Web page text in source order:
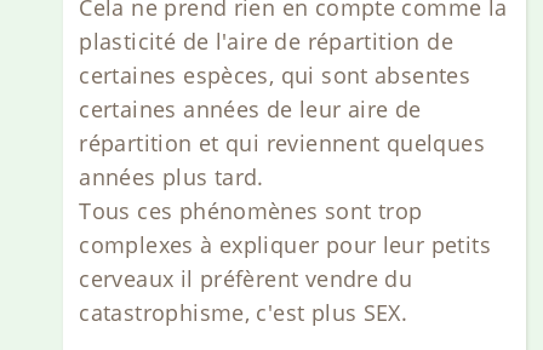
Cela ne prend rien en compte comme la
plasticité de l'aire de répartition de
certaines espèces, qui sont absentes
certaines années de leur aire de
répartition et qui reviennent quelques
années plus tard.
Tous ces phénomènes sont trop
complexes à expliquer pour leur petits
cerveaux il préfèrent vendre du
catastrophisme, c'est plus SEX.